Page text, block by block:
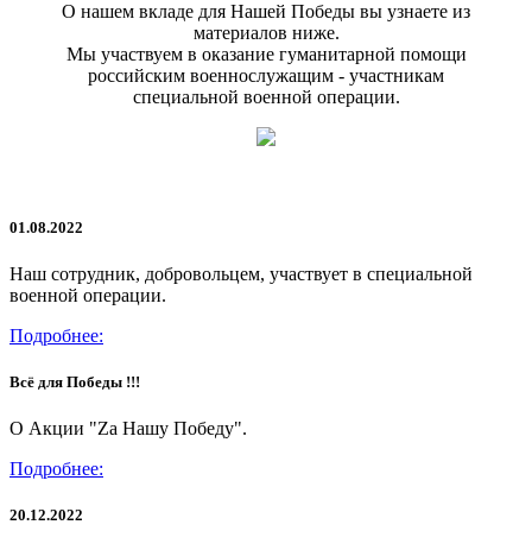
О нашем вкладе для Нашей Победы вы узнаете из
материалов ниже.
Мы участвуем в оказание гуманитарной помощи
российским военнослужащим - участникам
специальной военной операции.
01.08.2022
Наш сотрудник, добровольцем, участвует в специальной
военной операции.
Подробнее:
Всё для Победы !!!
О Акции "Za Нашу Победу".
Подробнее:
20.12.2022